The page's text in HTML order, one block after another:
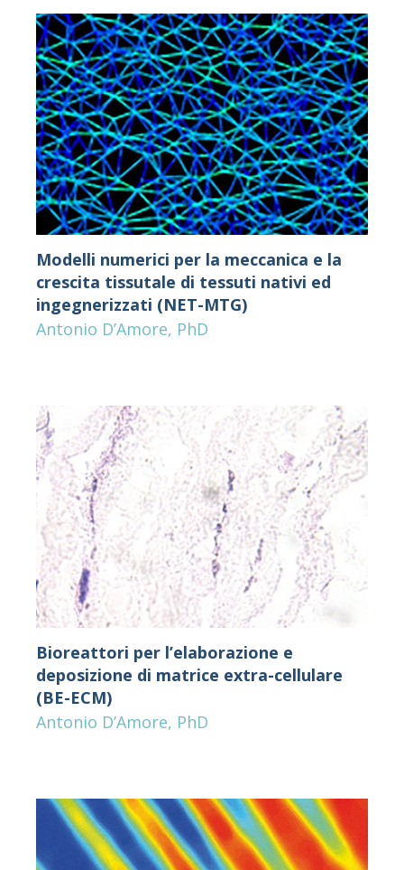
Modelli numerici per la meccanica e la
crescita tissutale di tessuti nativi ed
ingegnerizzati (NET-MTG)
Antonio D’Amore, PhD
Bioreattori per l’elaborazione e
deposizione di matrice extra-cellulare
(BE-ECM)
Antonio D’Amore, PhD